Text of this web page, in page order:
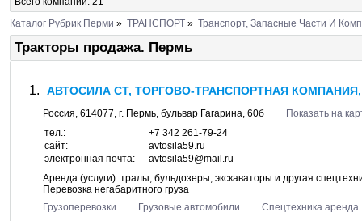
Каталог Рубрик Перми » ТРАНСПОРТ » Транспорт, Запасные Части И
Тракторы продажа. Пермь
АВТОСИЛА СТ, ТОРГОВО-ТРАНСПОРТНАЯ
Россия, 614077, г. Пермь, бульвар Гагарина, 60б
Показать на
тел.:
+7 342 261-79-24
сайт:
avtosila59.ru
электронная почта:
avtosila59@mail.ru
Аренда (услуги): тралы, бульдозеры, экскаваторы и другая
Перевозка негабаритного груза
Грузоперевозки
Грузовые автомобили
Спецтехника аренда